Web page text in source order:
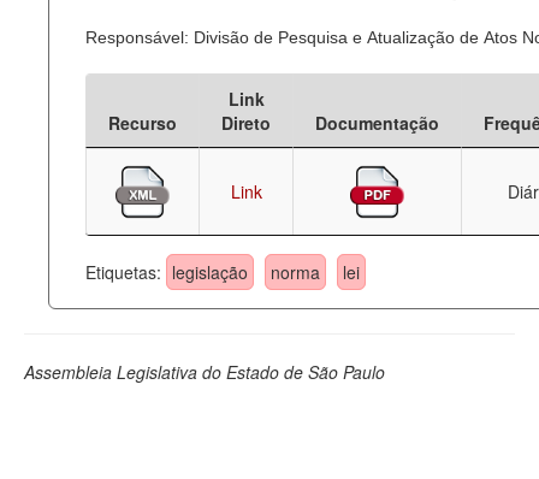
Responsável: Divisão de Pesquisa e Atualização de Atos
Recurso
Link
Direto
Documentação
Link
Etiquetas: legislação norma lei
Assembleia Legislativa do Estado de São Paulo